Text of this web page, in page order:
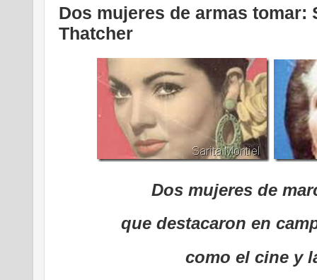
Dos mujeres de armas tomar:
Thatcher
Dos mujeres de
que destacaron en
como el cine y